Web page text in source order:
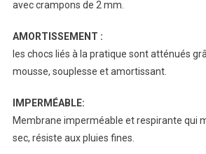
avec crampons de 2 mm.
AMORTISSEMENT :
les chocs liés à la pratique sont atténués
mousse, souplesse et amortissant.
IMPERMÉABLE:
Membrane imperméable et respirante qui
sec, résiste aux pluies fines.